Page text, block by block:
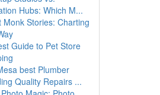
Hubs: Which M...
Monk Stories: Charting
Guide to Pet Store
best Plumber
Quality Repairs ...